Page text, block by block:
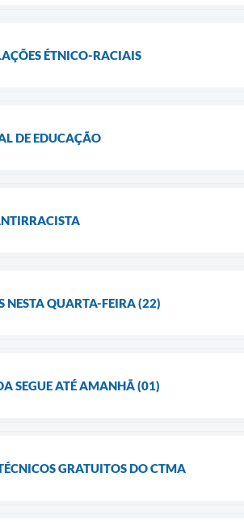
ÉTNICO-RACIAIS
DE EDUCAÇÃO
NESTA QUARTA-FEIRA (22)
SEGUE ATÉ AMANHÃ (01)
GRATUITOS DO CTMA